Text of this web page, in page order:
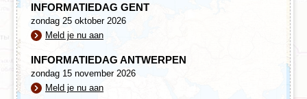
INFORMATIEDAG GENT
zondag 25 oktober 2026
Meld je nu aan
INFORMATIEDAG ANTWERPEN
zondag 15 november 2026
Meld je nu aan